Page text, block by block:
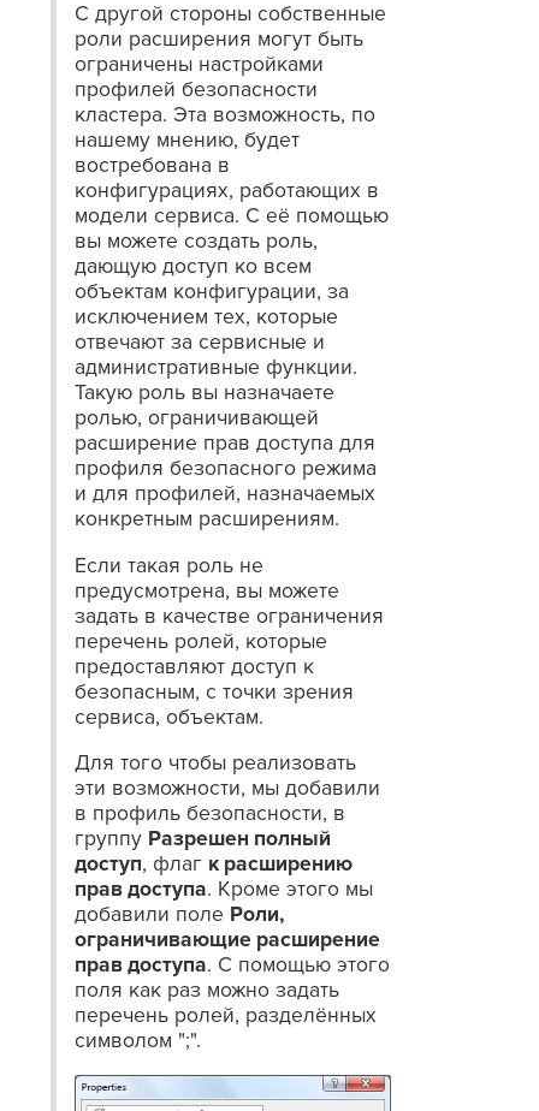
С другой стороны собственные
роли расширения могут быть
ограничены настройками
профилей безопасности
кластера. Эта возможность, по
нашему мнению, будет
востребована в
конфигурациях, работающих в
модели сервиса. С её помощью
вы можете создать роль,
дающую доступ ко всем
объектам конфигурации, за
исключением тех, которые
отвечают за сервисные и
административные функции.
Такую роль вы назначаете
ролью, ограничивающей
расширение прав доступа для
профиля безопасного режима
и для профилей, назначаемых
конкретным расширениям.
Если такая роль не
предусмотрена, вы можете
задать в качестве ограничения
перечень ролей, которые
предоставляют доступ к
безопасным, с точки зрения
сервиса, объектам.
Для того чтобы реализовать
эти возможности, мы добавили
в профиль безопасности, в
группу Разрешен полный
доступ, флаг к расширению
прав доступа. Кроме этого мы
добавили поле Роли,
ограничивающие расширение
прав доступа. С помощью этого
поля как раз можно задать
перечень ролей, разделённых
символом ";".